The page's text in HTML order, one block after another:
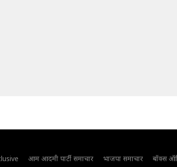
आम आदमी पार्टी समाचार भाजपा समाचार बॉक्स